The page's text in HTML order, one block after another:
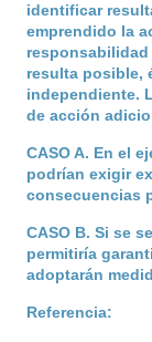
identificar
emprendido la
resulta posible,
independiente.
de acción
CASO A. En el
podrían exigir
consecuencias
CASO B. Si se
permitiría
adoptarán
Referencia: